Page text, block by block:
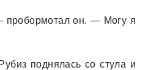
он. — Могу я
поднялась со стула и